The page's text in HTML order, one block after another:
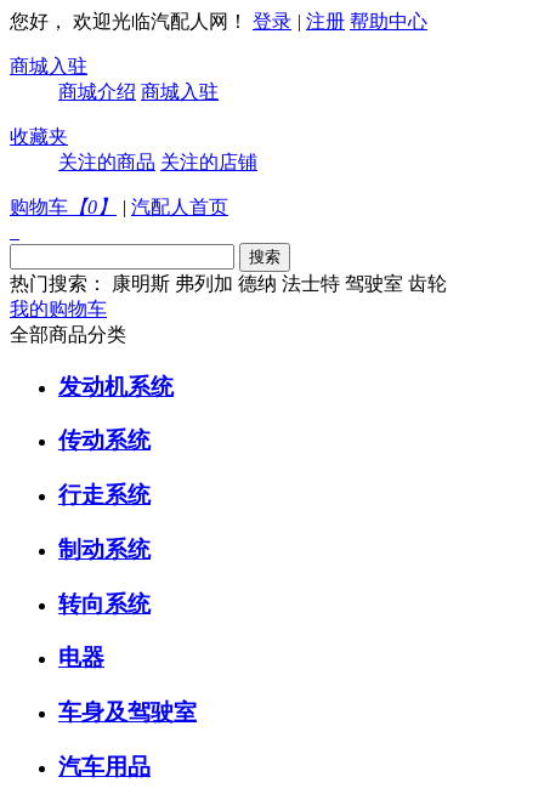
您好， 欢迎光临汽配人网！ 登录 | 注册 帮助中心
商城入驻
商城介绍 商城入驻
收藏夹
关注的商品 关注的店铺
购物车 【0 】 | 汽配人首页
热门搜索： 康明斯 弗列加 德纳 法士特 驾驶室 齿轮
我的购物车
全部商品分类
发动机系统
传动系统
行走系统
制动系统
转向系统
电器
车身及驾驶室
汽车用品